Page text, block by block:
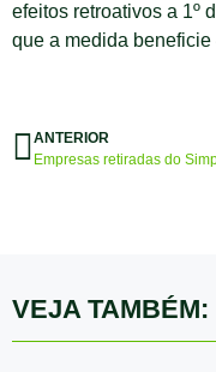
efeitos retroativos a 1º
que a medida
ANTERIOR
VEJA TAMBÉM: